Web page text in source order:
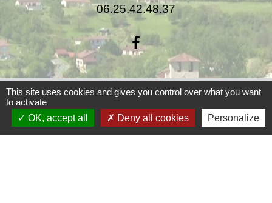
06.25.42.48.37
Liens
Grand Périgueux
SMD3
This site uses cookies and gives you control over what you want
to activate
OK, accept all
Deny all cookies Personalize